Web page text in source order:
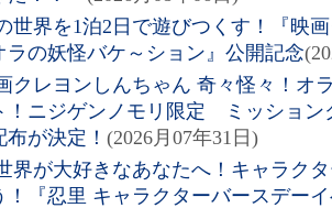
世界を1泊2日で遊びつくす！『映
ラの妖怪バケ～ション』公開記念
クレヨンしんちゃん 奇々怪々！オ
！ニジゲンノモリ限定 ミッション
布が決定！ (2026月07年31日)
界が大好きなあなたへ！キャラク
！『忍里 キャラクターバースデー